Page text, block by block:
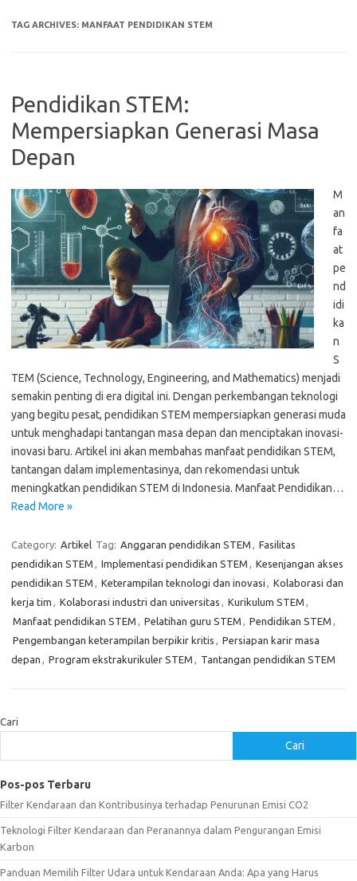
TAG ARCHIVES: MANFAAT PENDIDIKAN STEM
Pendidikan STEM:
Mempersiapkan Generasi Masa
Depan
M
an
fa
at
pe
nd
idi
ka
n
S
TEM (Science, Technology, Engineering, and Mathematics) menjadi
semakin penting di era digital ini. Dengan perkembangan teknologi
yang begitu pesat, pendidikan STEM mempersiapkan generasi muda
untuk menghadapi tantangan masa depan dan menciptakan inovasi-
inovasi baru. Artikel ini akan membahas manfaat pendidikan STEM,
tantangan dalam implementasinya, dan rekomendasi untuk
meningkatkan pendidikan STEM di Indonesia. Manfaat Pendidikan…
Read More »
Category: Artikel Tag: Anggaran pendidikan STEM , Fasilitas
pendidikan STEM , Implementasi pendidikan STEM , Kesenjangan akses
pendidikan STEM , Keterampilan teknologi dan inovasi , Kolaborasi dan
kerja tim , Kolaborasi industri dan universitas , Kurikulum STEM ,
Manfaat pendidikan STEM , Pelatihan guru STEM , Pendidikan STEM ,
Pengembangan keterampilan berpikir kritis , Persiapan karir masa
depan , Program ekstrakurikuler STEM , Tantangan pendidikan STEM
Cari
Cari
Pos-pos Terbaru
Filter Kendaraan dan Kontribusinya terhadap Penurunan Emisi CO2
Teknologi Filter Kendaraan dan Peranannya dalam Pengurangan Emisi
Karbon
Panduan Memilih Filter Udara untuk Kendaraan Anda: Apa yang Harus